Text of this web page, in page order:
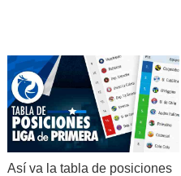
Así va la tabla de posiciones